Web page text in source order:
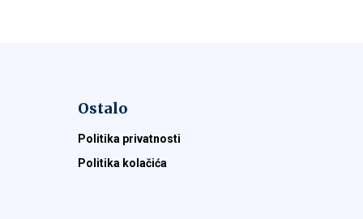
Ostalo
Politika privatnosti
Politika kolačića